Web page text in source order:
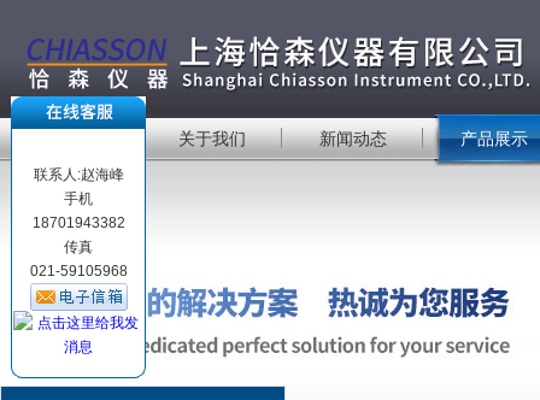
关于我们 新闻动态 产品展示
联系人:赵海峰
手机
18701943382
传真
021-59105968